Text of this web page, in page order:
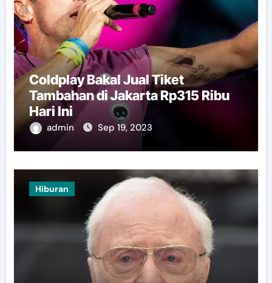
Coldplay Bakal Jual Tiket
Tambahan di Jakarta Rp315 Ribu
Hari Ini
admin Sep 19, 2023
Hiburan